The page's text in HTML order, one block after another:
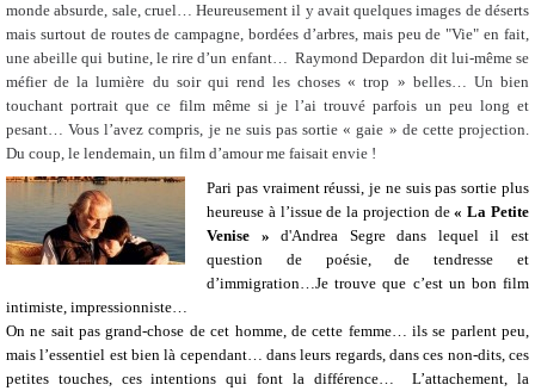
monde absurde, sale, cruel… Heureusement il y avait quelques images de déserts
mais surtout de routes de campagne, bordées d’arbres, mais peu de "Vie" en fait,
une abeille qui butine, le rire d’un enfant… Raymond Depardon dit lui-même se
méfier de la lumière du soir qui rend les choses « trop » belles… Un bien
touchant portrait que ce film même si je l’ai trouvé parfois un peu long et
pesant… Vous l’avez compris, je ne suis pas sortie « gaie » de cette projection.
Du coup, le lendemain, un film d’amour me faisait envie !
Pari pasvraiment réussi, je ne suis pas sortie plus
heureuse à l’issue de la projection de« La Petite
Venise »d'Andrea Segre dans lequel il est
question de poésie, de tendresse et
d’immigration …Je trouve que c’est un bon film
intimiste, impressionniste…
On ne sait pas grand-chose de cet homme, de cette femme… ils se parlent peu,
mais l’essentiel est bien là cependant… dans leurs regards, dans ces non-dits, ces
petites touches, ces intentions qui font la différence…
L’attachement, la